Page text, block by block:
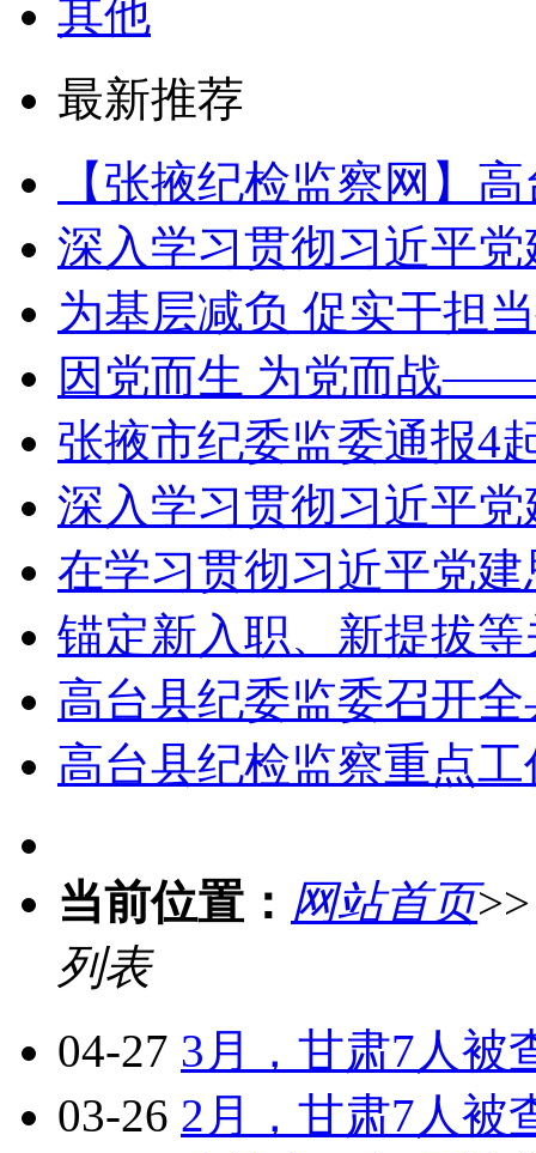
其他
最新推荐
【张掖纪检监察网】
深入学习贯彻习近平
为基层减负 促实干
因党而生 为党而战
张掖市纪委监委通报4
深入学习贯彻习近平
在学习贯彻习近平党
锚定新入职、新提拔
高台县纪委监委召开
高台县纪检监察重点
当前位置： 网站首页
列表
04-27 3月，甘肃7人
03-26 2月，甘肃7人